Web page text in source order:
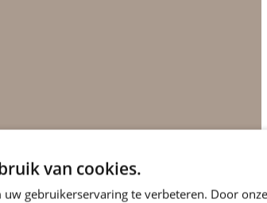
van cookies.
gebruikerservaring te verbeteren. Door